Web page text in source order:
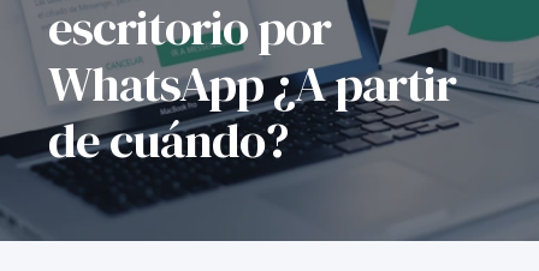
escritorio por
WhatsApp ¿A partir
de cuándo?